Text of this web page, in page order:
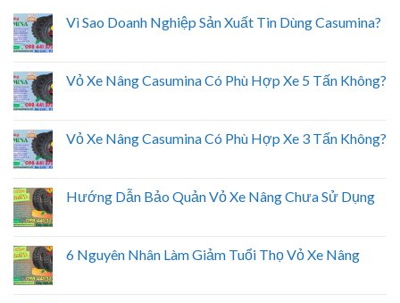
Vì Sao Doanh Nghiệp Sản Xuất Tin Dùng Casumina?
Vỏ Xe Nâng Casumina Có Phù Hợp Xe 5 Tấn Không?
Vỏ Xe Nâng Casumina Có Phù Hợp Xe 3 Tấn Không?
Hướng Dẫn Bảo Quản Vỏ Xe Nâng Chưa Sử Dụng
6 Nguyên Nhân Làm Giảm Tuổi Thọ Vỏ Xe Nâng